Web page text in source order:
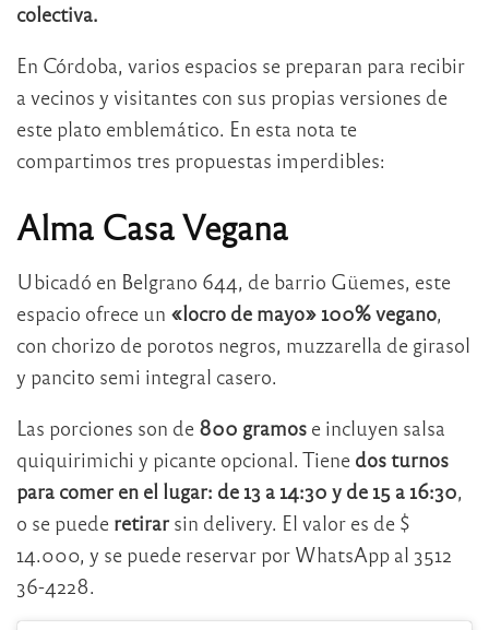
colectiva.
En Córdoba, varios espacios se preparan para recibir
a vecinos y visitantes con sus propias versiones de
este plato emblemático. En esta nota te
compartimos tres propuestas imperdibles:
Alma Casa Vegana
Ubicadó en Belgrano 644, de barrio Güemes, este
espacio ofrece un «locro de mayo» 100% vegano,
con chorizo de porotos negros, muzzarella de girasol
y pancito semi integral casero.
Las porciones son de 800 gramos e incluyen salsa
quiquirimichi y picante opcional. Tiene dos turnos
para comer en el lugar: de 13 a 14:30 y de 15 a 16:30,
o se puede retirar sin delivery. El valor es de $
14.000, y se puede reservar por WhatsApp al 3512
36-4228.